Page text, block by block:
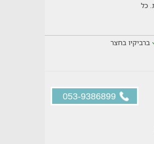
כל
ברביקיו בחצר
053-9386899